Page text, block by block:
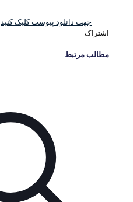
جهت دانلود پیوست کلیک کنید
اشتراک
مطالب مرتبط